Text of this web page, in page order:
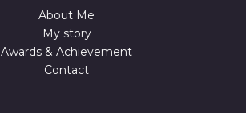
About Me
My story
Awards & Achievement
Contact